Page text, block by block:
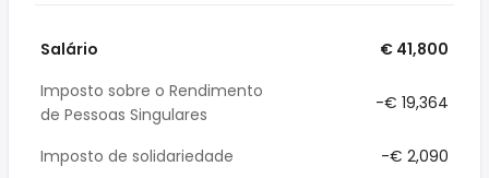
Salário
€ 41,800
Imposto sobre o Rendimento
de Pessoas Singulares
-€ 19,364
Imposto de solidariedade
-€ 2,090